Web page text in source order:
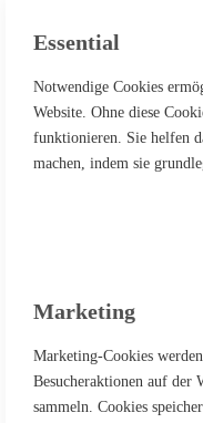
Wenn Sie ein
Essential
Notwendige Cookies
Website. Ohne diese
funktionieren. Sie helfen
machen, indem sie
Marketing
Marketing-Cookies
Besucheraktionen auf der
sammeln. Cookies